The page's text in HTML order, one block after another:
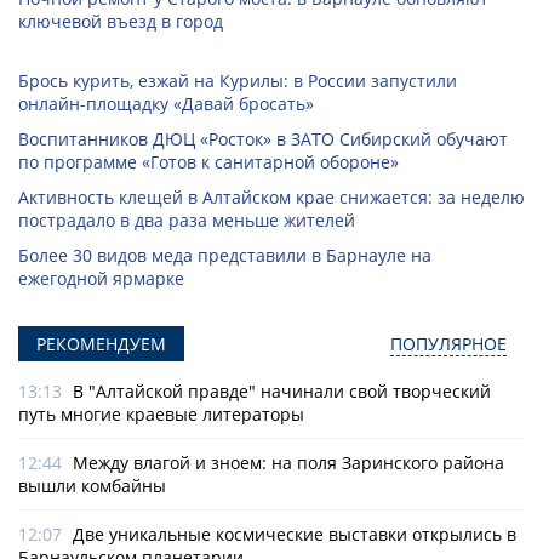
ключевой въезд в город
Брось курить, езжай на Курилы: в России запустили
онлайн-­площадку «Давай бросать»
Воспитанников ДЮЦ «Росток» в ЗАТО Сибирский обучают
по программе «Готов к санитарной обороне»
Активность клещей в Алтайском крае снижается: за неделю
пострадало в два раза меньше жителей
Более 30 видов меда представили в Барнауле на
ежегодной ярмарке
РЕКОМЕНДУЕМ ПОПУЛЯРНОЕ
13:13 В "Алтайской правде" начинали свой творческий
путь многие краевые литераторы
12:44 Между влагой и зноем: на поля Заринского района
вышли комбайны
12:07 Две уникальные космические выставки открылись в